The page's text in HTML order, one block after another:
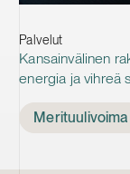
Palvelut
Kansainvälinen
energia ja vihreä
Merituulivoima